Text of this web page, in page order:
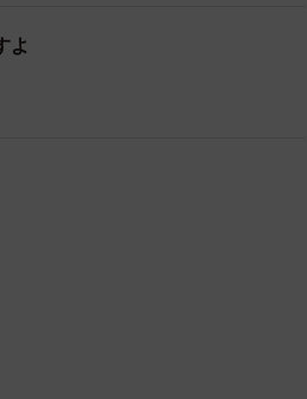
よ